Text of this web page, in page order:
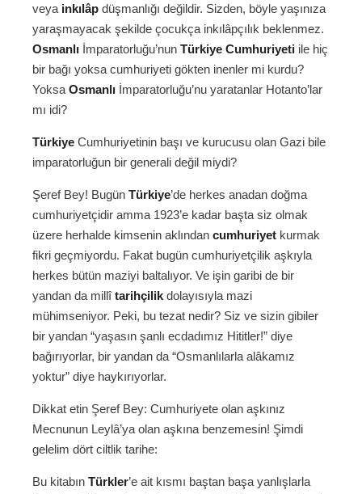
veya inkılâp düşmanlığı değildir. Sizden, böyle yaşınıza
yaraşmayacak şekilde çocukça inkılâpçılık beklenmez.
Osmanlı İmparatorluğu’nun Türkiye Cumhuriyeti ile hiç
bir bağı yoksa cumhuriyeti gökten inenler mi kurdu?
Yoksa Osmanlı İmparatorluğu’nu yaratanlar Hotanto’lar
mı idi?
Türkiye Cumhuriyetinin başı ve kurucusu olan Gazi bile
imparatorluğun bir generali değil miydi?
Şeref Bey! Bugün Türkiye’de herkes anadan doğma
cumhuriyetçidir amma 1923’e kadar başta siz olmak
üzere herhalde kimsenin aklından cumhuriyet kurmak
fikri geçmiyordu. Fakat bugün cumhuriyetçilik aşkıyla
herkes bütün maziyi baltalıyor. Ve işin garibi de bir
yandan da millîtarihçilik dolayısıyla mazi
mühimseniyor. Peki, bu tezat nedir? Siz ve sizin gibiler
bir yandan “yaşasın şanlı ecdadımız Hititler!” diye
bağırıyorlar, bir yandan da “Osmanlılarla alâkamız
yoktur” diye haykırıyorlar.
Dikkat etin Şeref Bey: Cumhuriyete olan aşkınız
Mecnunun Leylâ’ya olan aşkına benzemesin! Şimdi
gelelim dört ciltlik tarihe:
Bu kitabın Türkler’e ait kısmı baştan başa yanlışlarla